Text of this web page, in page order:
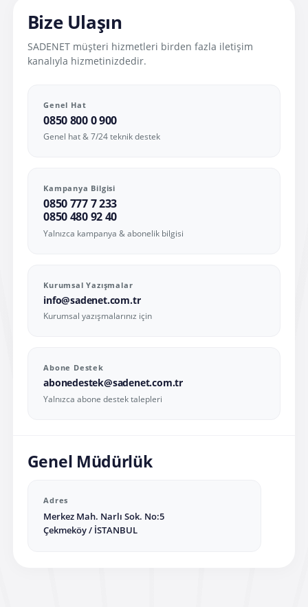
Bize Ulaşın
SADENET müşteri hizmetleri birden fazla iletişim
kanalıyla hizmetinizdedir.
Genel Hat
0850 800 0 900
Genel hat & 7/24 teknik destek
Kampanya Bilgisi
0850 777 7 233
0850 480 92 40
Yalnızca kampanya & abonelik bilgisi
Kurumsal Yazışmalar
info@sadenet.com.tr
Kurumsal yazışmalarınız için
Abone Destek
abonedestek@sadenet.com.tr
Yalnızca abone destek talepleri
Genel Müdürlük
Adres
Merkez Mah. Narlı Sok. No:5
Çekmeköy / İSTANBUL